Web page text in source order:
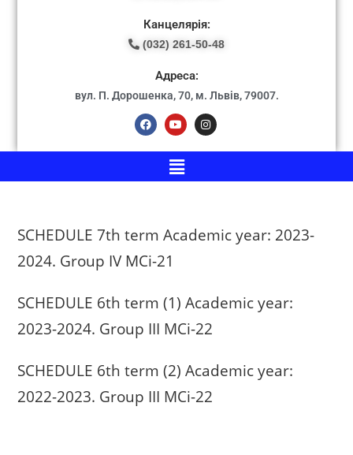
Канцелярія:
(032) 261-50-48
Адреса:
вул. П. Дорошенка, 70, м. Львів, 79007.
SCHEDULE 7th term Academic year: 2023-
2024. Group IV МСі-21
SCHEDULE 6th term (1) Academic year:
2023-2024. Group III МСі-22
SCHEDULE 6th term (2) Academic year:
2022-2023. Group III МСі-22